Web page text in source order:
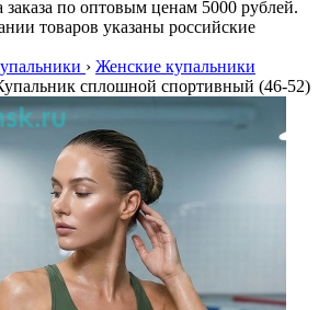
по оптовым ценам 5000 рублей.
товаров указаны российские
› Женские купальники
сплошной спортивный (46-52)